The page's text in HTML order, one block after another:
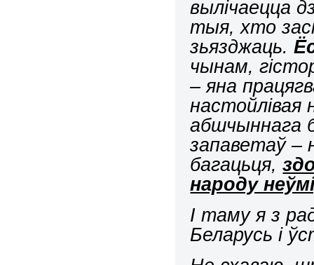
вылічаецца
тыя, хто
зьязджаць.
чынам,
– яна
настойлівая
абшчыннага
запаветаў –
багацьця,
народу
І таму я з
Беларусь і